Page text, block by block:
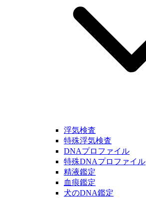
浮気検査
特殊浮気検査
DNAプロファイル
特殊DNAプロファイル
精液鑑定
血痕鑑定
犬のDNA鑑定